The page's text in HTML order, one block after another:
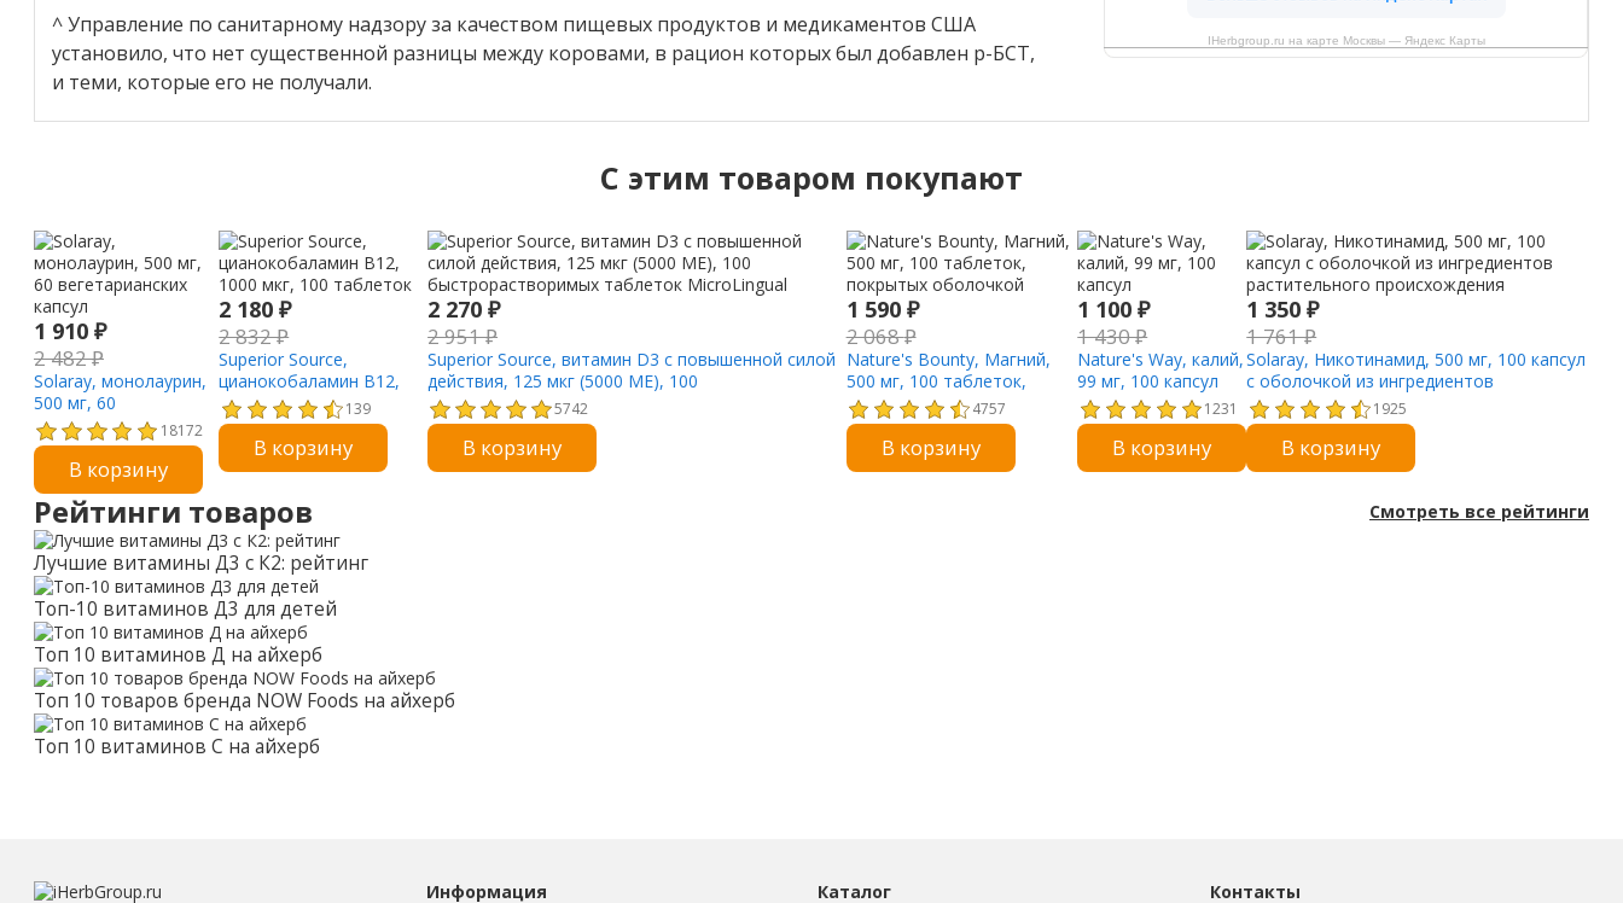
^ Управление по санитарному надзору за качеством пищевых продуктов и медикаментов США
установило, что нет существенной разницы между коровами, в рацион которых был добавлен р-БСТ,
и теми, которые его не получали.
IHerbgroup.ru на карте Москвы — Яндекс Карты
C этим товаром покупают
1 910 ₽
2 482₽
Solaray, монолаурин,
500 мг, 60
вегетарианских
капсул
18172
В корзину
2 180₽
2 832₽
Superior Source,
цианокобаламин B12,
1000 мкг, 100 таблеток
139
В корзину
2 270₽
2 951₽
Superior Source, витамин D3 с повышенной силой
действия, 125 мкг (5000 МЕ), 100
быстрорастворимых таблеток MicroLingual
5742
В корзину
1 590 ₽
2 068₽
Nature's Bounty, Магний,
500 мг, 100 таблеток,
покрытых оболочкой
4757
В корзину
1 100₽
1 430₽
Nature's Way, калий,
99 мг, 100 капсул
1231
В корзину
1 350₽
1 761₽
Solaray, Никотинамид, 500 мг, 100 капсул
с оболочкой из ингредиентов
растительного происхождения
1925
В корзину
Рейтинги товаров Смотреть все рейтинги
Лучшие витамины Д3 с К2: рейтинг
Топ-10 витаминов Д3 для детей
Топ 10 витаминов Д на айхерб
Топ 10 товаров бренда NOW Foods на айхерб
Топ 10 витаминов С на айхерб
Информация Каталог Контакты